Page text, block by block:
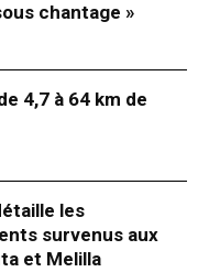
de
chantage »
4,7 à 64 km de
les
survenus aux
et Melilla